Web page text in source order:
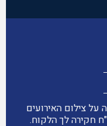
צילום האירועים
חקירה לך הלקוח.